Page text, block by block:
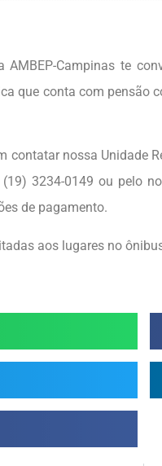
Campinas te
que conta com pensão
contatar nossa Unidade
3234-0149 ou pelo
de pagamento.
aos lugares no